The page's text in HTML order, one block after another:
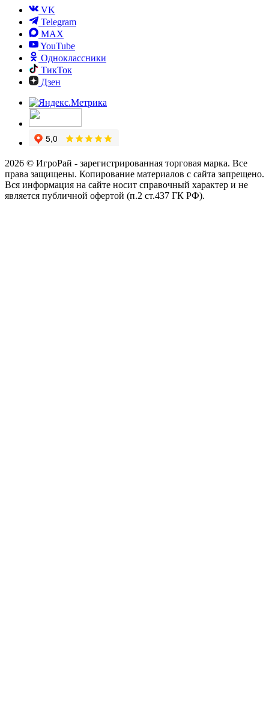
VK
Telegram
MAX
YouTube
Одноклассники
ТикТок
Дзен
2026 © ИгроРай - зарегистрированная торговая марка. Все
права защищены. Копирование материалов с сайта запрещено.
Вся информация на сайте носит справочный характер и не
является публичной офертой (п.2 ст.437 ГК РФ).